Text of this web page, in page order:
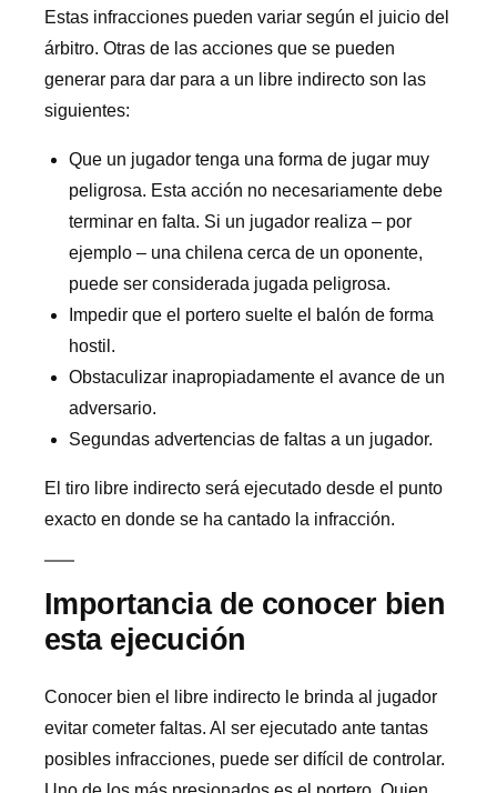
Estas infracciones pueden variar según el juicio del
árbitro. Otras de las acciones que se pueden
generar para dar para a un libre indirecto son las
siguientes:
Que un jugador tenga una forma de jugar muy
peligrosa. Esta acción no necesariamente debe
terminar en falta. Si un jugador realiza – por
ejemplo – una chilena cerca de un oponente,
puede ser considerada jugada peligrosa.
Impedir que el portero suelte el balón de forma
hostil.
Obstaculizar inapropiadamente el avance de un
adversario.
Segundas advertencias de faltas a un jugador.
El tiro libre indirecto será ejecutado desde el punto
exacto en donde se ha cantado la infracción.
Importancia de conocer bien
esta ejecución
Conocer bien el libre indirecto le brinda al jugador
evitar cometer faltas. Al ser ejecutado ante tantas
posibles infracciones, puede ser difícil de controlar.